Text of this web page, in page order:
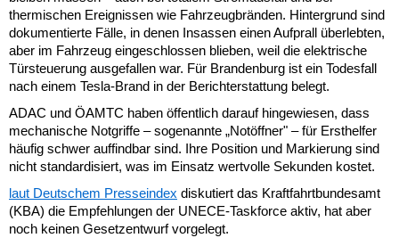
thermischen Ereignissen wie Fahrzeugbränden. Hintergrund sind
dokumentierte Fälle, in denen Insassen einen Aufprall überlebten,
aber im Fahrzeug eingeschlossen blieben, weil die elektrische
Türsteuerung ausgefallen war. Für Brandenburg ist ein Todesfall
nach einem Tesla-Brand in der Berichterstattung belegt.
ADAC und ÖAMTC haben öffentlich darauf hingewiesen, dass
mechanische Notgriffe – sogenannte „Notöffner" – für Ersthelfer
häufig schwer auffindbar sind. Ihre Position und Markierung sind
nicht standardisiert, was im Einsatz wertvolle Sekunden kostet.
laut Deutschem Presseindex diskutiert das Kraftfahrtbundesamt
(KBA) die Empfehlungen der UNECE-Taskforce aktiv, hat aber
noch keinen Gesetzentwurf vorgelegt.